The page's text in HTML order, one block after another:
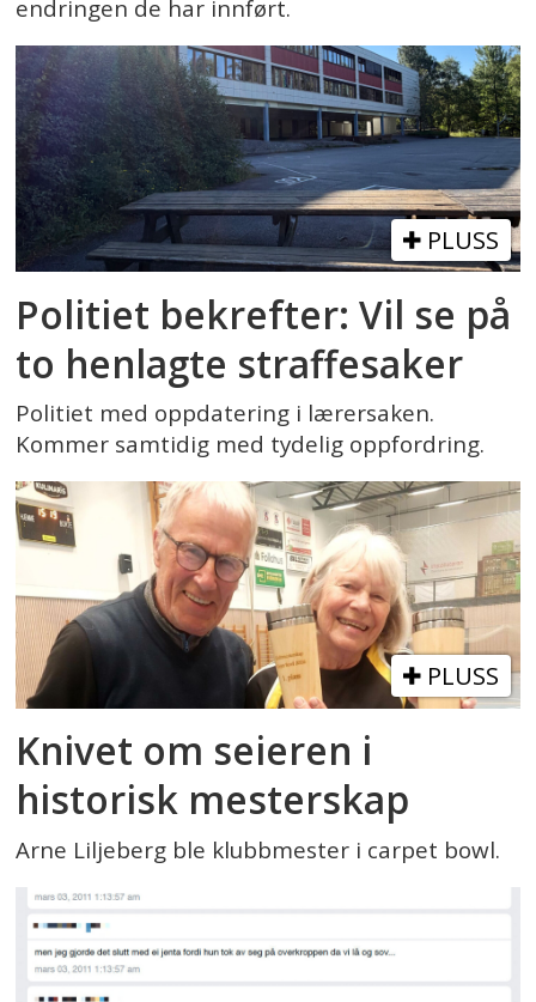
endringen de har innført.
PLUSS
Politiet bekrefter: Vil se på
to henlagte straffesaker
Politiet med oppdatering i lærersaken.
Kommer samtidig med tydelig oppfordring.
PLUSS
Knivet om seieren i
historisk mesterskap
Arne Liljeberg ble klubbmester i carpet bowl.